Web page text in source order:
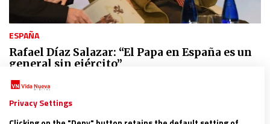
ESPAÑA
Rafael Díaz Salazar: “El Papa en España es un
general sin ejército”
15/11/2019
El profesor de Sociología y Relaciones Internacionales
de la Complutense llama a los colegios religiosos a
Privacy Settings